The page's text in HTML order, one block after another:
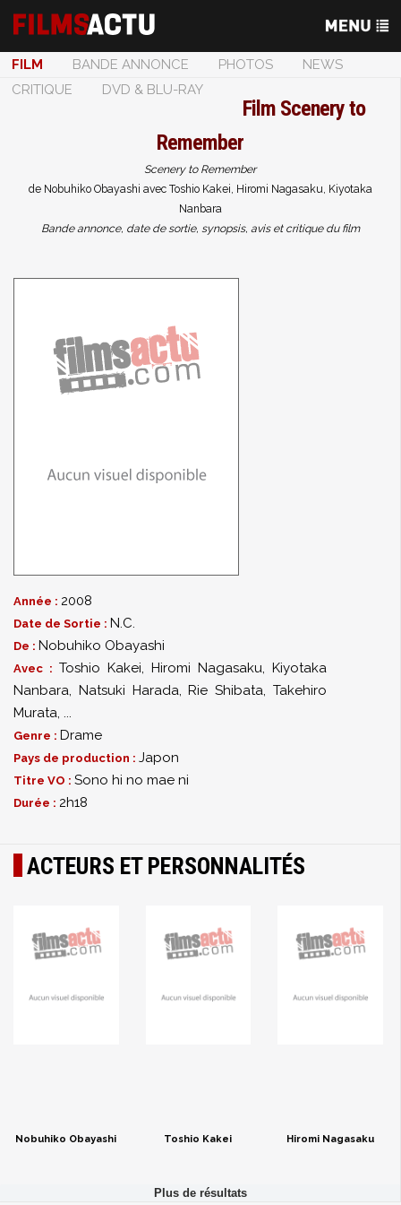
FILM BANDE ANNONCE PHOTOS
NEWS
CRITIQUE
DVD & BLU-RAY
Film Scenery to
Remember
Scenery to Remember
de Nobuhiko Obayashi avec Toshio Kakei, Hiromi Nagasaku, Kiyotaka
Nanbara
Bande annonce, date de sortie, synopsis, avis et critique du film
Année : 2008
Date de Sortie : N.C.
De : Nobuhiko Obayashi
Avec : Toshio Kakei, Hiromi Nagasaku, Kiyotaka
Nanbara, Natsuki Harada,Rie Shibata,Takehiro
Murata, ...
Genre : Drame
Pays de production : Japon
Titre VO : Sono hi no mae ni
Durée : 2h18
ACTEURS ET PERSONNALITÉS
Nobuhiko Obayashi Toshio Kakei Hiromi Nagasaku